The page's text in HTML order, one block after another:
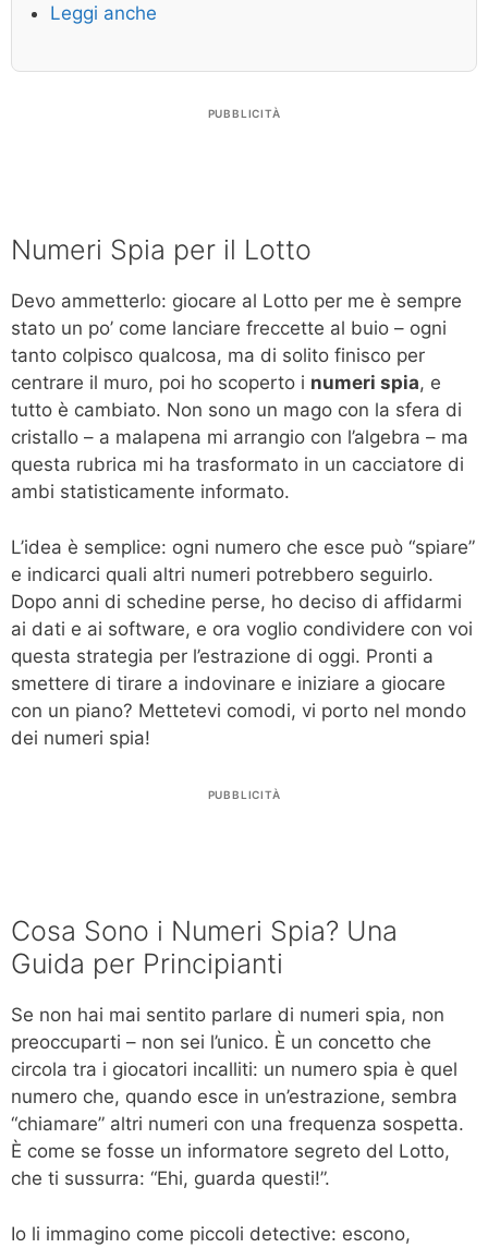
Leggi anche
PUBBLICITÀ
Numeri Spia per il Lotto
Devo ammetterlo: giocare al Lotto per me è sempre
stato un po’ come lanciare freccette al buio – ogni
tanto colpisco qualcosa, ma di solito finisco per
centrare il muro, poi ho scoperto i numeri spia, e
tutto è cambiato. Non sono un mago con la sfera di
cristallo – a malapena mi arrangio con l’algebra – ma
questa rubrica mi ha trasformato in un cacciatore di
ambi statisticamente informato.
L’idea è semplice: ogni numero che esce può “spiare”
e indicarci quali altri numeri potrebbero seguirlo.
Dopo anni di schedine perse, ho deciso di affidarmi
ai dati e ai software, e ora voglio condividere con voi
questa strategia per l’estrazione di oggi. Pronti a
smettere di tirare a indovinare e iniziare a giocare
con un piano? Mettetevi comodi, vi porto nel mondo
dei numeri spia!
PUBBLICITÀ
Cosa Sono i Numeri Spia? Una
Guida per Principianti
Se non hai mai sentito parlare di numeri spia, non
preoccuparti – non sei l’unico. È un concetto che
circola tra i giocatori incalliti: un numero spia è quel
numero che, quando esce in un’estrazione, sembra
“chiamare” altri numeri con una frequenza sospetta.
È come se fosse un informatore segreto del Lotto,
che ti sussurra: “Ehi, guarda questi!”.
Io li immagino come piccoli detective: escono,